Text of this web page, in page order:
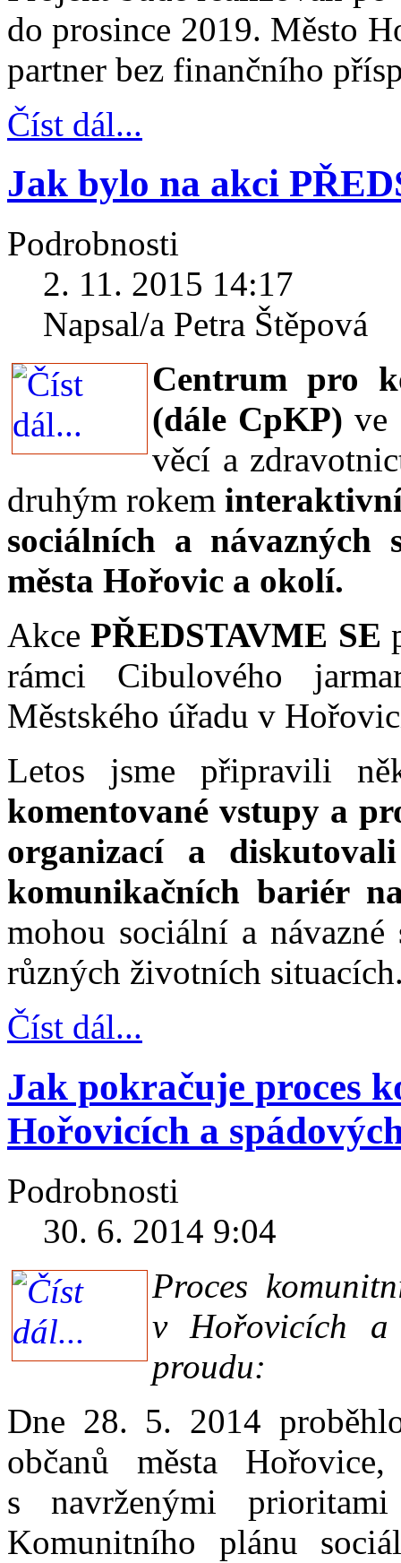
do prosince 2019. Město
partner bez finančního
Číst dál...
Jak bylo na akci
Podrobnosti
2. 11. 2015 14:17
Napsal/a Petra Štěpová
Centrum pro
(dále CpKP) ve
věcí a
druhým rokem
sociálních a návazných
města Hořovic a okolí.
AkcePŘEDSTAVME SE
rámci Cibulového
Městského úřadu v
Letos jsme připravili
komentované vstupy a
organizací a
komunikačních bariér
mohou sociální a
různých životních
Číst dál...
Jak pokračuje proces
Hořovicích a
Podrobnosti
30. 6. 2014 9:04
Proces
v Hořovicích a
proudu:
Dne 28. 5. 2014
občanů města
s navrženými
Komunitního plánu